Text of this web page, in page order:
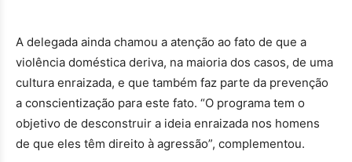
A delegada ainda chamou a atenção ao fato de que a
violência doméstica deriva, na maioria dos casos, de uma
cultura enraizada, e que também faz parte da prevenção
a conscientização para este fato. “O programa tem o
objetivo de desconstruir a ideia enraizada nos homens
de que eles têm direito à agressão”, complementou.